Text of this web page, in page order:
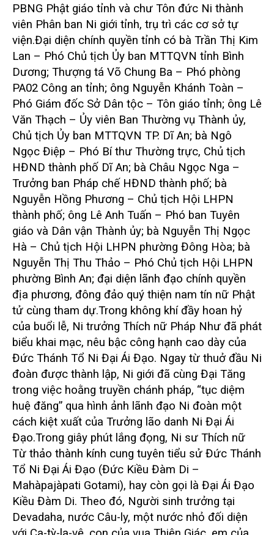
PBNG Phật giáo tỉnh và chư Tôn đức Ni thành
viên Phân ban Ni giới tỉnh, trụ trì các cơ sở tự
viện.Đại diện chính quyền tỉnh có bà Trần Thị Kim
Lan – Phó Chủ tịch Ủy ban MTTQVN tỉnh Bình
Dương; Thượng tá Võ Chung Ba – Phó phòng
PA02 Công an tỉnh; ông Nguyễn Khánh Toàn –
Phó Giám đốc Sở Dân tộc – Tôn giáo tỉnh; ông Lê
Văn Thạch – Ủy viên Ban Thường vụ Thành ủy,
Chủ tịch Ủy ban MTTQVN TP. Dĩ An; bà Ngô
Ngọc Điệp – Phó Bí thư Thường trực, Chủ tịch
HĐND thành phố Dĩ An; bà Châu Ngọc Nga –
Trưởng ban Pháp chế HĐND thành phố; bà
Nguyễn Hồng Phương – Chủ tịch Hội LHPN
thành phố; ông Lê Anh Tuấn – Phó ban Tuyên
giáo và Dân vận Thành ủy; bà Nguyễn Thị Ngọc
Hà – Chủ tịch Hội LHPN phường Đông Hòa; bà
Nguyễn Thị Thu Thảo – Phó Chủ tịch Hội LHPN
phường Bình An; đại diện lãnh đạo chính quyền
địa phương, đông đảo quý thiện nam tín nữ Phật
tử cùng tham dự.Trong không khí đầy hoan hỷ
của buổi lễ, Ni trưởng Thích nữ Pháp Như đã phát
biểu khai mạc, nêu bậc công hạnh cao dày của
Đức Thánh Tổ Ni Đại Ái Đạo. Ngay từ thuở đầu Ni
đoàn được thành lập, Ni giới đã cùng Đại Tăng
trong việc hoằng truyền chánh pháp, “tục diệm
huệ đăng” qua hình ảnh lãnh đạo Ni đoàn một
cách kiệt xuất của Trưởng lão danh Ni Đại Ái
Đạo.Trong giây phút lắng đọng, Ni sư Thích nữ
Từ thảo thành kính cung tuyên tiểu sử Đức Thánh
Tổ Ni Đại Ái Đạo (Đức Kiều Đàm Di –
Mahàpajàpati Gotami), hay còn gọi là Đại Ái Đạo
Kiều Đàm Di. Theo đó, Người sinh trưởng tại
Devadaha, nước Câu-ly, một nước nhỏ đối diện